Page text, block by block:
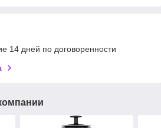
14 дней по договоренности